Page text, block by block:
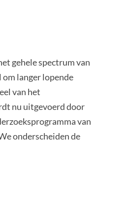
gehele spectrum van
langer lopende
van het
nu uitgevoerd door
van
onderscheiden de